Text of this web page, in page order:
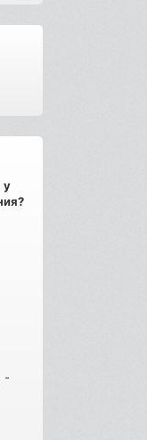
у
-